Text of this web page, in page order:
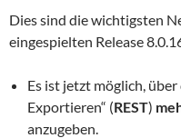
Dies sind die wichtigsten
eingespielten Release
Es ist jetzt möglich,
Exportieren“ (REST)
anzugeben.